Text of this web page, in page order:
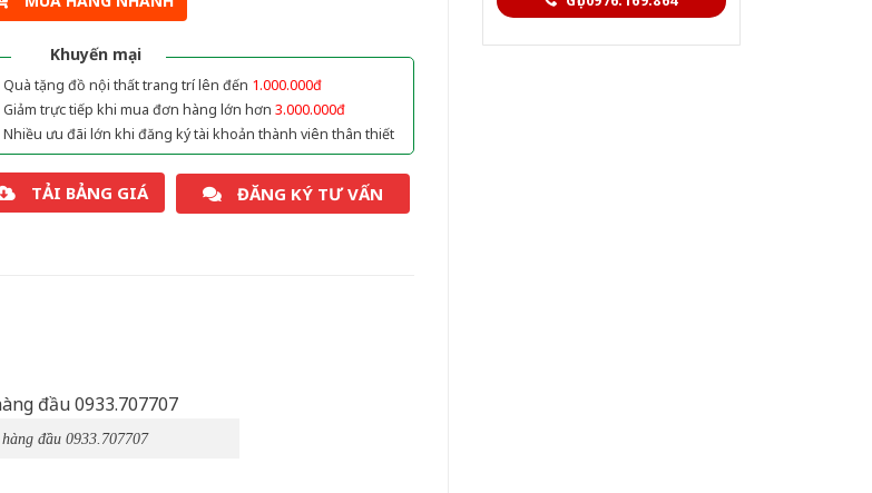
Khuyến mại
Quà tặng đồ nội thất trang trí lên đến 1.000.000đ
Giảm trực tiếp khi mua đơn hàng lớn hơn 3.000.000đ
Nhiều ưu đãi lớn khi đăng ký tài khoản thành viên thân thiết
TẢI BẢNG GIÁ ĐĂNG KÝ TƯ VẤN
đầu 0933.707707